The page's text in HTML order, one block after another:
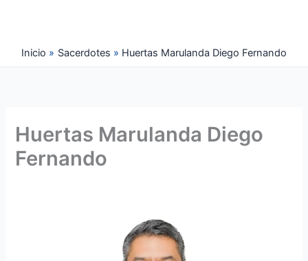
Inicio
Sacerdotes Huertas Marulanda Diego Fernando
Huertas Marulanda Diego
Fernando